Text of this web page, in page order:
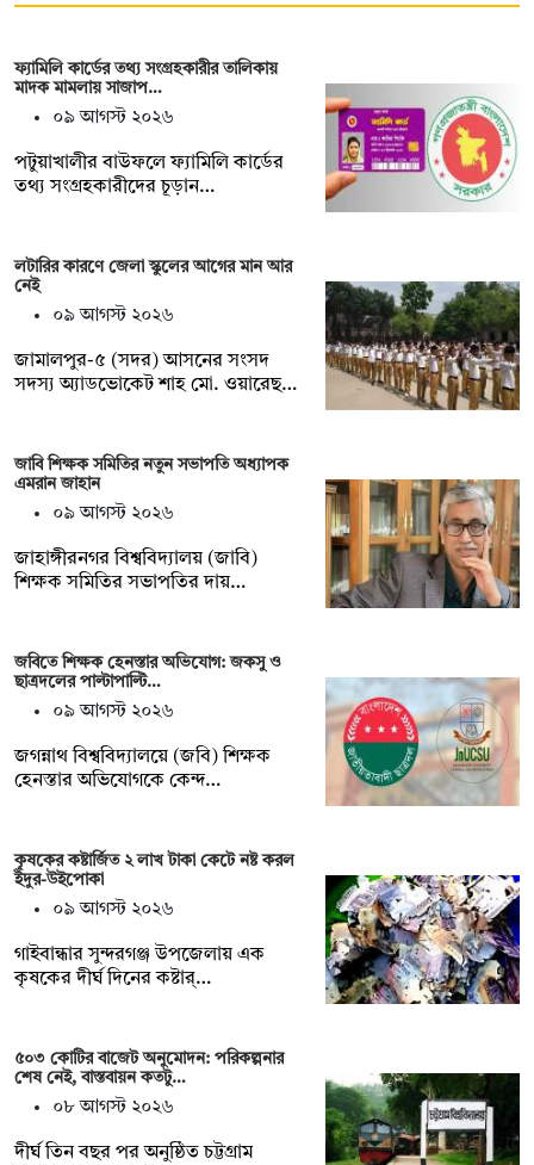
ফ্যামিলি কার্ডের তথ্য সংগ্রহকারীর তালিকায়
মাদক মামলায় সাজাপ…
০৯ আগস্ট ২০২৬
পটুয়াখালীর বাউফলে ফ্যামিলি কার্ডের
তথ্য সংগ্রহকারীদের চূড়ান…
লটারির কারণে জেলা স্কুলের আগের মান আর
নেই
০৯ আগস্ট ২০২৬
জামালপুর-৫ (সদর) আসনের সংসদ
সদস্য অ্যাডভোকেট শাহ মো. ওয়ারেছ…
জাবি শিক্ষক সমিতির নতুন সভাপতি অধ্যাপক
এমরান জাহান
০৯ আগস্ট ২০২৬
জাহাঙ্গীরনগর বিশ্ববিদ্যালয় (জাবি)
শিক্ষক সমিতির সভাপতির দায়…
জবিতে শিক্ষক হেনস্তার অভিযোগ: জকসু ও
ছাত্রদলের পাল্টাপাল্টি…
০৯ আগস্ট ২০২৬
জগন্নাথ বিশ্ববিদ্যালয়ে (জবি) শিক্ষক
হেনস্তার অভিযোগকে কেন্দ…
কৃষকের কষ্টার্জিত ২ লাখ টাকা কেটে নষ্ট করল
ইঁদুর-উইপোকা
০৯ আগস্ট ২০২৬
গাইবান্ধার সুন্দরগঞ্জ উপজেলায় এক
কৃষকের দীর্ঘ দিনের কষ্টার্…
৫০৩ কোটির বাজেট অনুমোদন: পরিকল্পনার
শেষ নেই, বাস্তবায়ন কতটু…
০৮ আগস্ট ২০২৬
দীর্ঘ তিন বছর পর অনুষ্ঠিত চট্টগ্রাম